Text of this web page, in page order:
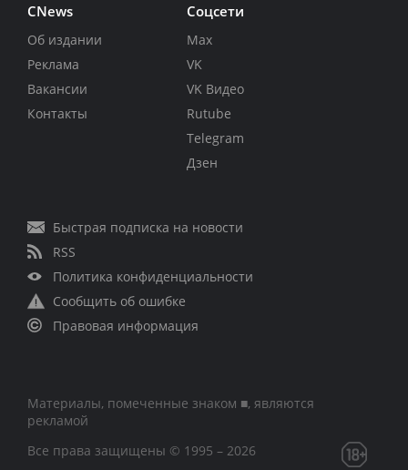
CNews
Об издании
Реклама
Вакансии
Контакты
Соцсети
Max
VK
VK Видео
Rutube
Telegram
Дзен
Быстрая подписка на новости
RSS
Политика конфиденциальности
Сообщить об ошибке
Правовая информация
Материалы, помеченные знаком ■, являются
рекламой
Все права защищены © 1995 – 2026